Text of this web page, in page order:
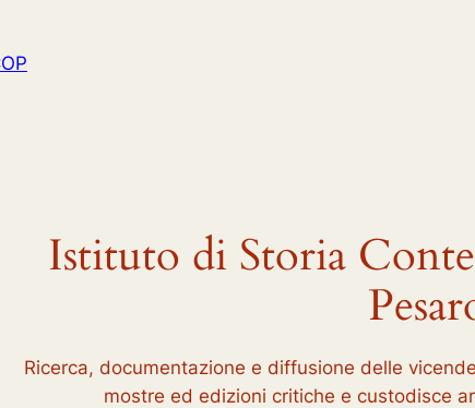
Istituto di Storia
Ricerca, documentazione e diffusione delle
mostre ed edizioni critiche e custodisce